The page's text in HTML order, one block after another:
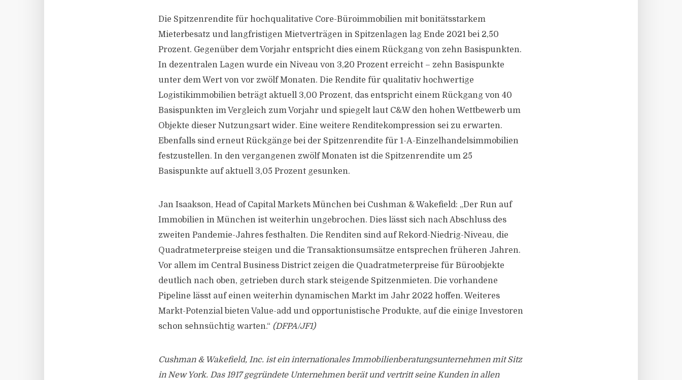
Die Spitzenrendite für hochqualitative Core-Büroimmobilien mit bonitätsstarkem
Mieterbesatz und langfristigen Mietverträgen in Spitzenlagen lag Ende 2021 bei 2,50
Prozent. Gegenüber dem Vorjahr entspricht dies einem Rückgang von zehn Basispunkten.
In dezentralen Lagen wurde ein Niveau von 3,20 Prozent erreicht – zehn Basispunkte
unter dem Wert von vor zwölf Monaten. Die Rendite für qualitativ hochwertige
Logistikimmobilien beträgt aktuell 3,00 Prozent, das entspricht einem Rückgang von 40
Basispunkten im Vergleich zum Vorjahr und spiegelt laut C&W den hohen Wettbewerb um
Objekte dieser Nutzungsart wider. Eine weitere Renditekompression sei zu erwarten.
Ebenfalls sind erneut Rückgänge bei der Spitzenrendite für 1-A-Einzelhandelsimmobilien
festzustellen. In den vergangenen zwölf Monaten ist die Spitzenrendite um 25
Basispunkte auf aktuell 3,05 Prozent gesunken.
Jan Isaakson, Head of Capital Markets München bei Cushman & Wakefield: „Der Run auf
Immobilien in München ist weiterhin ungebrochen. Dies lässt sich nach Abschluss des
zweiten Pandemie-Jahres festhalten. Die Renditen sind auf Rekord-Niedrig-Niveau, die
Quadratmeterpreise steigen und die Transaktionsumsätze entsprechen früheren Jahren.
Vor allem im Central Business District zeigen die Quadratmeterpreise für Büroobjekte
deutlich nach oben, getrieben durch stark steigende Spitzenmieten. Die vorhandene
Pipeline lässt auf einen weiterhin dynamischen Markt im Jahr 2022 hoffen. Weiteres
Markt-Potenzial bieten Value-add und opportunistische Produkte, auf die einige Investoren
schon sehnsüchtig warten.“ (DFPA/JF1)
Cushman & Wakefield, Inc. ist ein internationales Immobilienberatungsunternehmen mit Sitz
in New York. Das 1917 gegründete Unternehmen berät und vertritt seine Kunden in allen